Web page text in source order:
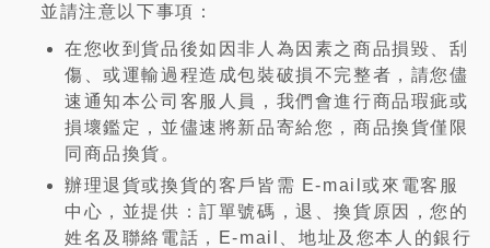
並請注意以下事項：
在您收到貨品後如因非人為因素之商品損毀、刮
傷、或運輸過程造成包裝破損不完整者，請您儘
速通知本公司客服人員，我們會進行商品瑕疵或
損壞鑑定，並儘速將新品寄給您，商品換貨僅限
同商品換貨。
辦理退貨或換貨的客戶皆需 E-mail或來電客服
中心，並提供：訂單號碼，退、換貨原因，您的
姓名及聯絡電話，E-mail、地址及您本人的銀行